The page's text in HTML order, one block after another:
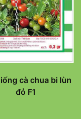
cà chua bi lùn
đỏ F1